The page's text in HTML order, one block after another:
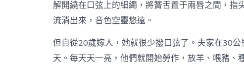
解開繞在口弦上的細繩，將簧舌置于兩唇之間，指
流淌出來，音色空靈悠遠。
但自從20歲嫁人，她就很少撥口弦了。夫家在30
天。每天天一亮，他們就開始勞作，放羊、喂豬、